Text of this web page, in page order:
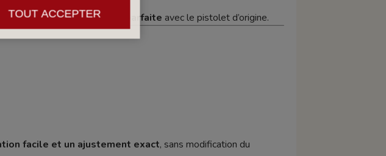
unecompatibilité parfaite avec le pistolet d’origine.
facile et un ajustement exact, sans modification du
TOUT ACCEPTER